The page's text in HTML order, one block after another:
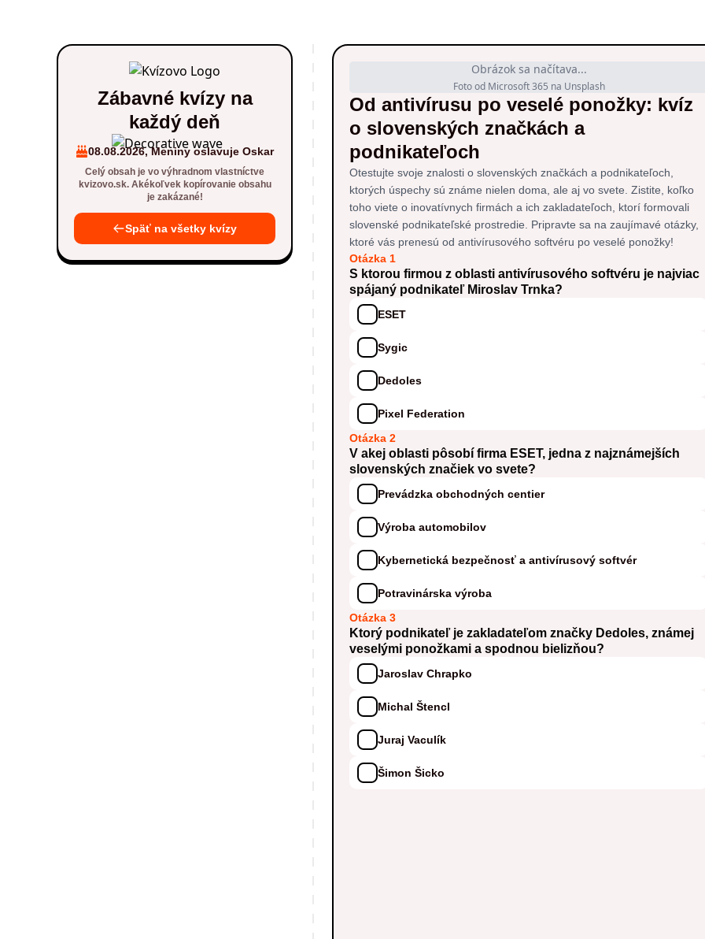
Zábavné kvízy na
každý deň
08.08.2026, Meniny oslavuje Oskar
Celý obsah je vo výhradnom vlastníctve
kvizovo.sk. Akékoľvek kopírovanie obsahu
je zakázané!
Späť na všetky kvízy
Obrázok sa načítava...
Foto od Microsoft 365 na Unsplash
Od antivírusu po veselé ponožky: kvíz
o slovenských značkách a
podnikateľoch
Otestujte svoje znalosti o slovenských značkách a podnikateľoch,
ktorých úspechy sú známe nielen doma, ale aj vo svete. Zistite, koľko
toho viete o inovatívnych firmách a ich zakladateľoch, ktorí formovali
slovenské podnikateľské prostredie. Pripravte sa na zaujímavé otázky,
ktoré vás prenesú od antivírusového softvéru po veselé ponožky!
Otázka 1
S ktorou firmou z oblasti antivírusového softvéru je najviac
spájaný podnikateľ Miroslav Trnka?
ESET
Sygic
Dedoles
Pixel Federation
Otázka 2
V akej oblasti pôsobí firma ESET, jedna z najznámejších
slovenských značiek vo svete?
Prevádzka obchodných centier
Výroba automobilov
Kybernetická bezpečnosť a antivírusový softvér
Potravinárska výroba
Otázka 3
Ktorý podnikateľ je zakladateľom značky Dedoles, známej
veselými ponožkami a spodnou bielizňou?
Jaroslav Chrapko
Michal Štencl
Juraj Vaculík
Šimon Šicko